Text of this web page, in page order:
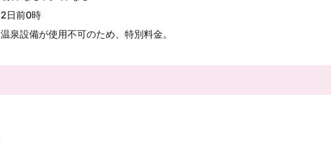
2日前0時
温泉設備が使用不可のため、特別料金。